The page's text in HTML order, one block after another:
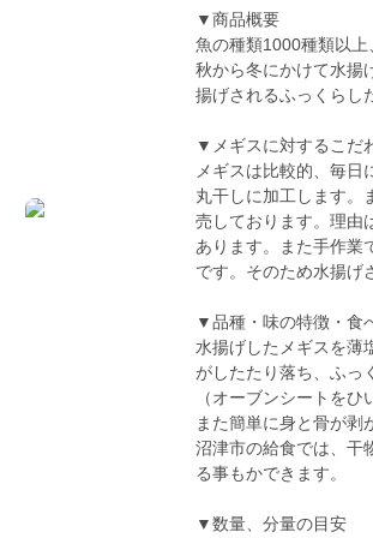
▼商品概要
魚の種類1000種類以上
秋から冬にかけて水揚
揚げされるふっくらし
▼メギスに対するこだ
メギスは比較的、毎日
丸干しに加工します。
売しております。理由
あります。また手作業
です。そのため水揚げ
▼品種・味の特徴・食
水揚げしたメギスを薄
がしたたり落ち、ふっ
（オーブンシートをひ
また簡単に身と骨が剥
沼津市の給食では、干
る事もかできます。
▼数量、分量の目安